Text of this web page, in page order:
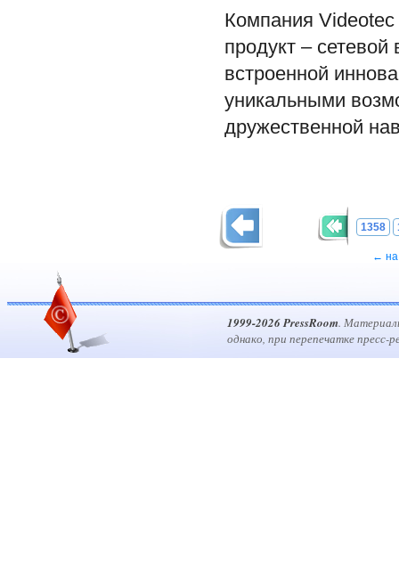
Компания
продукт –
встроенной
уникальными
дружественной
1358
← на
1999-2026 PressRoom.
однако, при перепечатке пресс-